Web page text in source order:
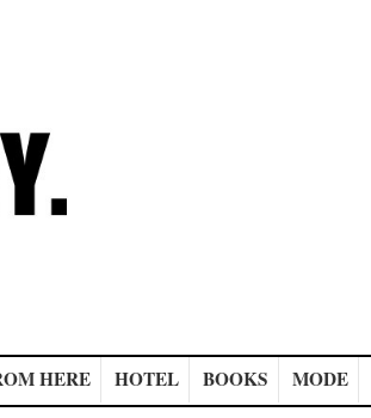
HERE HOTEL BOOKS MODE